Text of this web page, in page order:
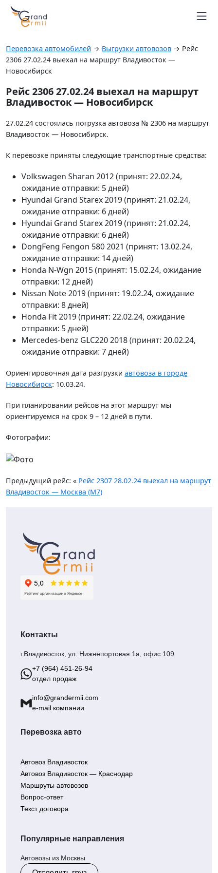
Расписание рейсов
Блог
+7 964 451-26-94
г. Владивосток
Перевозка автомобилей → Выгрузки автовозов → Рейс
2306 27.02.24 выехал на маршрут Владивосток —
Новосибирск
Рейс 2306 27.02.24 выехал на маршрут
Владивосток — Новосибирск
27.02.24 состоялась погрузка автовоза № 2306 на маршрут
Владивосток — Новосибирск.
К перевозке приняты следующие транспортные средства:
Volkswagen Sharan 2012 (принят: 22.02.24,
ожидание отправки: 5 дней)
Hyundai Grand Starex 2019 (принят: 21.02.24,
ожидание отправки: 6 дней)
Hyundai Grand Starex 2019 (принят: 21.02.24,
ожидание отправки: 6 дней)
DongFeng Fengon 580 2021 (принят: 13.02.24,
ожидание отправки: 14 дней)
Honda N-Wgn 2015 (принят: 15.02.24, ожидание
отправки: 12 дней)
Nissan Note 2019 (принят: 19.02.24, ожидание
отправки: 8 дней)
Honda Fit 2019 (принят: 22.02.24, ожидание
отправки: 5 дней)
Mercedes-benz GLC220 2018 (принят: 20.02.24,
ожидание отправки: 7 дней)
Ориентировочная дата разгрузки автовоза в городе
Новосибирск: 10.03.24.
При планировании рейсов на этот маршрут мы
ориентируемся на срок 9 – 12 дней в пути.
Фотографии:
Предыдущий рейс: « Рейс 2307 28.02.24 выехал на маршрут
Владивосток — Москва (М7)
Контакты
г.Владивосток, ул. Нижнепортовая 1а, офис 109
+7 (964) 451-26-94
отдел продаж
info@grandermii.com
e-mail компании
Перевозка авто
Автовоз Владивосток
Автовоз Владивосток — Краснодар
Маршруты автовозов
Вопрос-ответ
Текст договора
Популярные направления
Автовозы из Москвы